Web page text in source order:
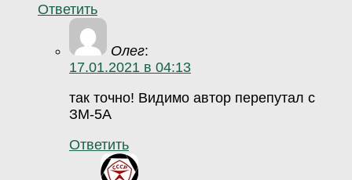
Ответить
Олег:
17.01.2021 в 04:13
так точно! Видимо автор перепутал с
ЗМ-5А
Ответить